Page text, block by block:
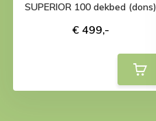
SUPERIOR 100 dekbed (dons)
€ 499,-